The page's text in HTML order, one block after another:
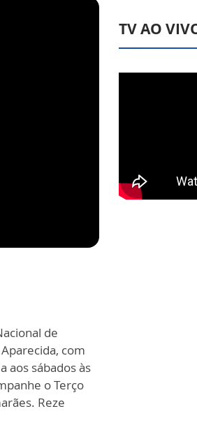
de
com
aos sábados às
o Terço
Reze
TV AO